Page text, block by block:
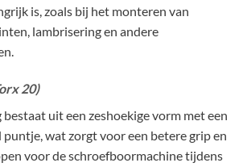
is, zoals bij het monteren van
lambrisering en andere
20)
uit een zeshoekige vorm met een
wat zorgt voor een betere grip en
voor de schroefboormachine tijdens